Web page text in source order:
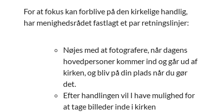
For at fokus kan forblive på den kirkelige handlig,
har menighedsrådet fastlagt et par retningslinjer:
Nøjes med at fotografere, når dagens
hovedpersoner kommer ind og går ud af
kirken, og bliv på din plads når du gør
det.
Efter handlingen vil I have mulighed for
at tage billeder inde i kirken